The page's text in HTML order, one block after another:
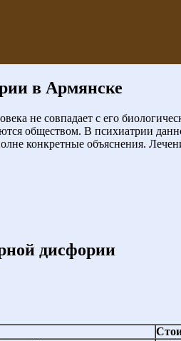
в Армянске
не совпадает с его
обществом. В психиатрии
конкретные объяснения.
дисфории